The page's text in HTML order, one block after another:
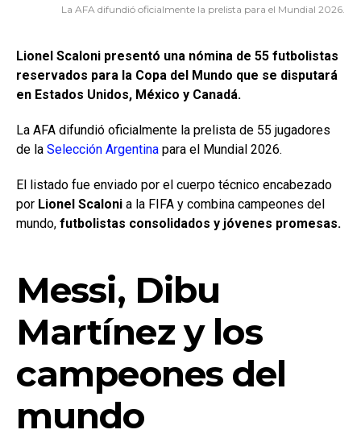
La AFA difundió oficialmente la prelista para el Mundial 2026.
Lionel Scaloni presentó una nómina de 55 futbolistas
reservados para la Copa del Mundo que se disputará
en Estados Unidos, México y Canadá.
La AFA difundió oficialmente la prelista de 55 jugadores
de la Selección Argentina para el Mundial 2026.
El listado fue enviado por el cuerpo técnico encabezado
por Lionel Scaloni a la FIFA y combina campeones del
mundo, futbolistas consolidados y jóvenes promesas.
Messi, Dibu
Martínez y los
campeones del
mundo